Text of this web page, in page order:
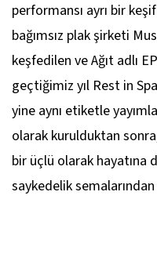
performansı ayrı bir
bağımsız plak şirketi
keşfedilen ve Ağıt adlı
geçtiğimiz yıl Rest in
yine aynı etiketle
olarak kurulduktan
bir üçlü olarak hayatına
saykedelik